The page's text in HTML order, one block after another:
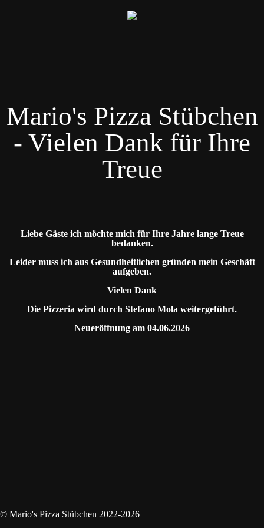
Mario's Pizza Stübchen
- Vielen Dank für Ihre
Treue
Liebe Gäste ich möchte mich für Ihre Jahre lange Treue
bedanken.
Leider muss ich aus Gesundheitlichen gründen mein Geschäft
aufgeben.
Vielen Dank
Die Pizzeria wird durch Stefano Mola weitergeführt.
Neueröffnung am 04.06.2026
© Mario's Pizza Stübchen 2022-2026